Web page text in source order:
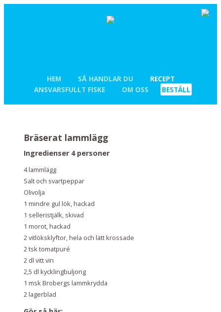
HEM SÅ HANDLAR DU
RECEPT
ANSVARSFULLT FISKE
OM OSS BESTÄLL
Bräserat lammlägg
Ingredienser 4 personer
4 lammlägg
Salt och svartpeppar
Olivolja
1 mindre gul lök, hackad
1 selleristjälk, skivad
1 morot, hackad
2 vitlöksklyftor, hela och lätt krossade
2 tsk tomatpuré
2 dl vitt vin
2,5 dl kycklingbuljong
1 msk Brobergs lammkrydda
2 lagerblad